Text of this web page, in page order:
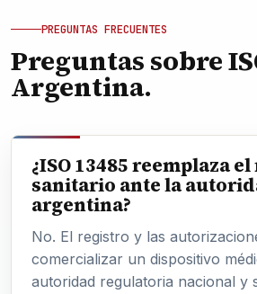
PREGUNTAS FRECUENTES
Preguntas sobre
Argentina.
¿ISO 13485 reemplaza
sanitario ante la
argentina?
No. El registro y las
comercializar un dispositivo
autoridad regulatoria nacional y